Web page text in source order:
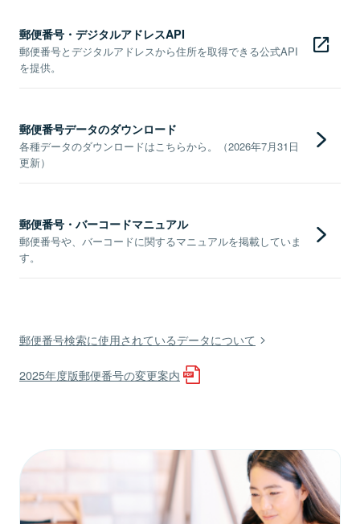
郵便番号・デジタルアドレスAPI
郵便番号とデジタルアドレスから住所を取得できる公式API
を提供。
郵便番号データのダウンロード
各種データのダウンロードはこちらから。（2026年7月31日
更新）
郵便番号・バーコードマニュアル
郵便番号や、バーコードに関するマニュアルを掲載していま
す。
郵便番号検索に使用されているデータについて
2025年度版郵便番号の変更案内